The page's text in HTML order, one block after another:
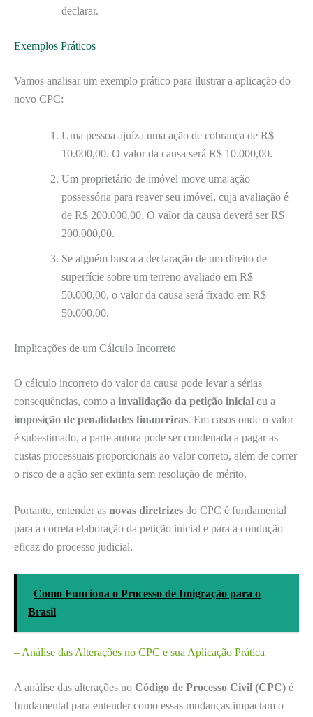
declarar.
Exemplos Práticos
Vamos analisar um exemplo prático para ilustrar a aplicação do
novo CPC:
Uma pessoa ajuíza uma ação de cobrança de R$
10.000,00. O valor da causa será R$ 10.000,00.
Um proprietário de imóvel move uma ação
possessória para reaver seu imóvel, cuja avaliação é
de R$ 200.000,00. O valor da causa deverá ser R$
200.000,00.
Se alguém busca a declaração de um direito de
superfície sobre um terreno avaliado em R$
50.000,00, o valor da causa será fixado em R$
50.000,00.
Implicações de um Cálculo Incorreto
O cálculo incorreto do valor da causa pode levar a sérias
consequências, como a invalidação da petição inicial ou a
imposição de penalidades financeiras. Em casos onde o valor
é subestimado, a parte autora pode ser condenada a pagar as
custas processuais proporcionais ao valor correto, além de correr
o risco de a ação ser extinta sem resolução de mérito.
Portanto, entender as novas diretrizes do CPC é fundamental
para a correta elaboração da petição inicial e para a condução
eficaz do processo judicial.
Como Funciona o Processo de Imigração para o
Brasil
– Análise das Alterações no CPC e sua Aplicação Prática
A análise das alterações no Código de Processo Civil (CPC) é
fundamental para entender como essas mudanças impactam o